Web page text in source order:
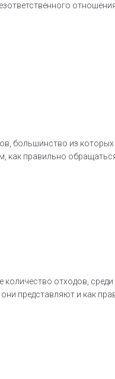
из которых
как правильно
отходов,
представляют и как